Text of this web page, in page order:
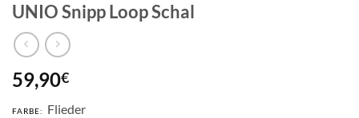
UNIO Snipp Loop Schal
59,90€
FARBE: Flieder